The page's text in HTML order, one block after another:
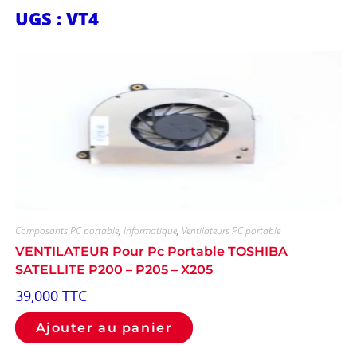
UGS : VT4
Composants PC portable, Informatique, Ventilateurs PC portable
VENTILATEUR Pour Pc Portable TOSHIBA
SATELLITE P200 – P205 – X205
39,000 TTC
Ajouter au panier